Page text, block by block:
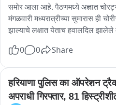
समोर आला आहे. पैठणमध्ये अज्ञात
मंगळवारी मध्यरात्रीच्या सुमारास ही
झाल्याचे लक्षात येताच हवालदिल
एका सीसीटीव्ही कॅमेऱ्यातील फुटेज
चोरटे एका मालवाहू वाहनात या
स्पष्टपणे दिसून येत आहेत. माती, वाळू
वाहून नेण्यासाठी कुंभार समाजातील
0 0 Share
हरियाणा पुलिस का ऑपरेशन
अपराधी गिरफ्तार, 81